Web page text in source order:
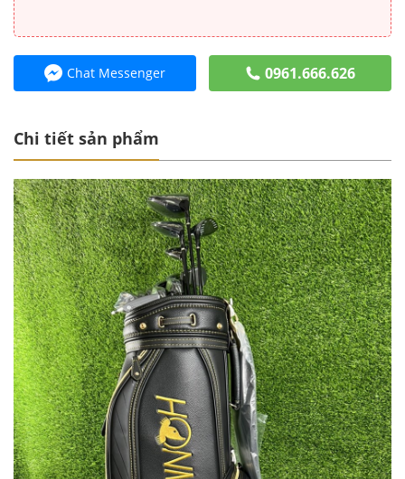
Chat Messenger 0961.666.626
Chi tiết sản phẩm